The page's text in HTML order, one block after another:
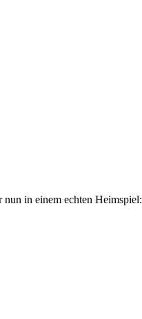
in einem echten Heimspiel: